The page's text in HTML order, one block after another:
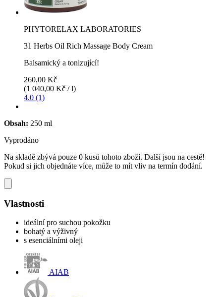
PHYTORELAX LABORATORIES
31 Herbs Oil Rich Massage Body Cream
Balsamický a tonizující!
260,00 Kč
(1 040,00 Kč / l)
4.0 (1)
Obsah: 250 ml
Vyprodáno
Na skladě zbývá pouze 0 kusů tohoto zboží. Další jsou na cestě!
Pokud si jich objednáte více, může to mít vliv na termín dodání.
Vlastnosti
ideální pro suchou pokožku
bohatý a výživný
s esenciálními oleji
AIAB